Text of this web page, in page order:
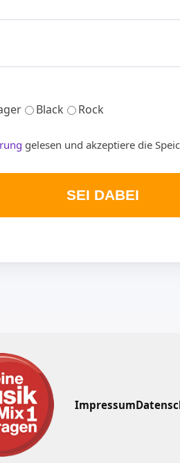
Black Rock
gelesen und akzeptiere die
SEI DABEI
Impressum